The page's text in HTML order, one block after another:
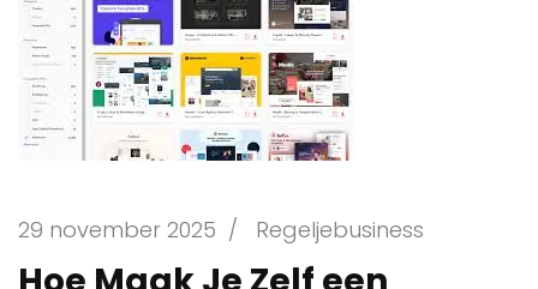
29 november 2025 / Regeljebusiness